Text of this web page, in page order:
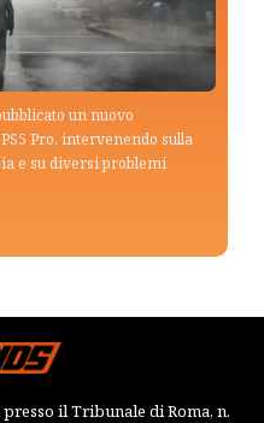
un nuovo
Pro, intervenendo sulla
e su diversi problemi
il Tribunale di Roma, n.